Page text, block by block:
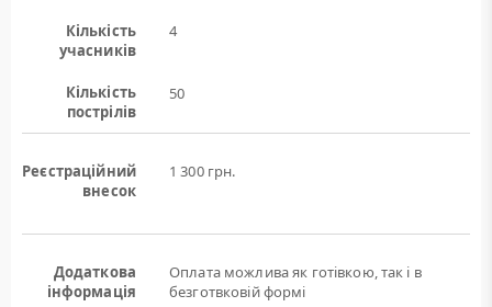
Кількість
учасників
4
Кількість
пострілів
50
Реєстраційний
внесок
1 300 грн.
Додаткова
інформація
Оплата можлива як готівкою, так і в
безготвковій формі